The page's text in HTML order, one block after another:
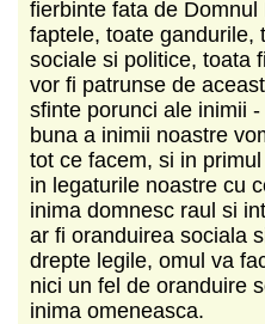
fierbinte fata de
faptele, toate gandurile,
sociale si politice, toata
vor fi patrunse de
sfinte porunci ale inimii
buna a inimii noastre
tot ce facem, si in
in legaturile noastre cu
inima domnesc raul si
ar fi oranduirea sociala
drepte legile, omul va
nici un fel de oranduire
inima omeneasca.